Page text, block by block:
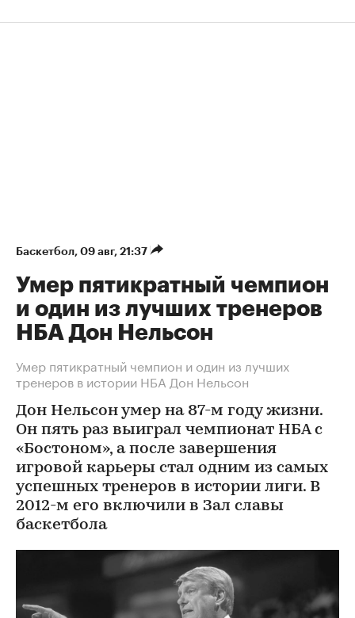
Баскетбол⁠, 09 авг, 21:37
Умер пятикратный чемпион
и один из лучших тренеров
НБА Дон Нельсон
Умер пятикратный чемпион и один из лучших
тренеров в истории НБА Дон Нельсон
Дон Нельсон умер на 87-м году жизни.
Он пять раз выиграл чемпионат НБА с
«Бостоном», а после завершения
игровой карьеры стал одним из самых
успешных тренеров в истории лиги. В
2012-м его включили в Зал славы
баскетбола